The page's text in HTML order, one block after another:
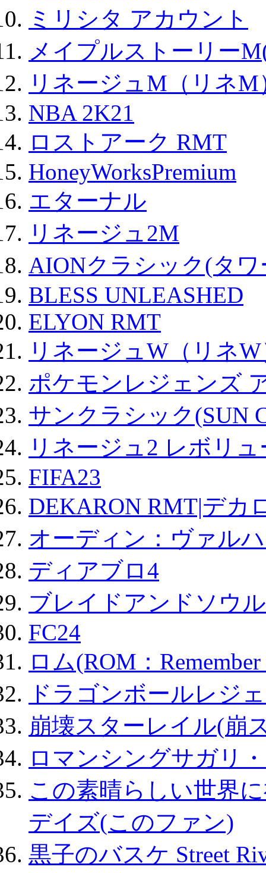
ミリシタ アカウント
メイプルストーリー
リネージュM（リネM
NBA 2K21
ロストアーク RMT
HoneyWorksPremium
エターナル
リネージュ2M
AIONクラシック(タ
BLESS UNLEASHED
ELYON RMT
リネージュW（リネ
ポケモンレジェンズ
サンクラシック(SUN
リネージュ2 レボリ
FIFA23
DEKARON RMT|デカ
オーディン：ヴァル
ディアブロ4
ブレイドアンドソウ
FC24
ロム(ROM：
ドラゴンボールレジ
崩壊スターレイル(崩
ロマンシングサガリ
この素晴らしい世界
デイズ(このファン)
黒子のバスケ Street